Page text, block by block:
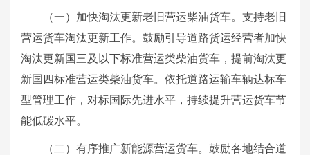
（一）加快淘汰更新老旧营运柴油货车。支持老旧
营运货车淘汰更新工作。鼓励引导道路货运经营者加快
淘汰更新国三及以下标准营运类柴油货车，提前淘汰更
新国四标准营运类柴油货车。依托道路运输车辆达标车
型管理工作，对标国际先进水平，持续提升营运货车节
能低碳水平。
（二）有序推广新能源营运货车。鼓励各地结合道